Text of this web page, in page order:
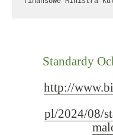
Standardy
http://
pl/2024/08/